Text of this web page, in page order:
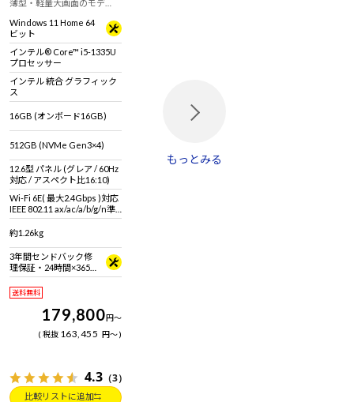
薄型・軽量大画面のモデ
ボード・45W PD充電器が付
属した12.6型 WQXGA 有機
ELパネル2in1タブレット
Windows 11 Home 64
ビット
インテル® Core™ i5-1335U
プロセッサー
インテル 統合 グラフィック
ス
16GB (オンボード16GB)
512GB (NVMe Gen3×4)
12.6型 パネル (グレア / 60Hz
対応 / アスペクト比16:10)
Wi-Fi 6E( 最大2.4Gbps )対応
IEEE 802.11 ax/ac/a/b/g/n準
拠 ＋ Bluetooth 5内蔵
約1.26kg
3年間センドバック修
理保証・24時間×365
日電話サポート
送料無料
179,800円～
税抜 163,455 円～
4.3 （3）
比較リストに追加
もっとみる